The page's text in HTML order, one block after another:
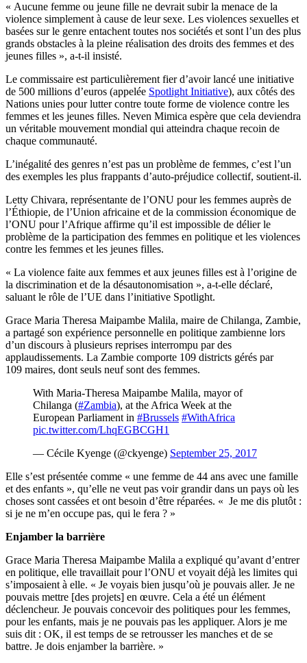
« Aucune femme ou jeune fille ne devrait subir la menace de la
violence simplement à cause de leur sexe. Les violences sexuelles et
basées sur le genre entachent toutes nos sociétés et sont l’un des plus
grands obstacles à la pleine réalisation des droits des femmes et des
jeunes filles », a-t-il insisté.
Le commissaire est particulièrement fier d’avoir lancé une initiative
de 500 millions d’euros (appelée Spotlight Initiative), aux côtés des
Nations unies pour lutter contre toute forme de violence contre les
femmes et les jeunes filles. Neven Mimica espère que cela deviendra
un véritable mouvement mondial qui atteindra chaque recoin de
chaque communauté.
L’inégalité des genres n’est pas un problème de femmes, c’est l’un
des exemples les plus frappants d’auto-préjudice collectif, soutient-il.
Letty Chivara, représentante de l’ONU pour les femmes auprès de
l’Éthiopie, de l’Union africaine et de la commission économique de
l’ONU pour l’Afrique affirme qu’il est impossible de délier le
problème de la participation des femmes en politique et les violences
contre les femmes et les jeunes filles.
« La violence faite aux femmes et aux jeunes filles est à l’origine de
la discrimination et de la désautonomisation », a-t-elle déclaré,
saluant le rôle de l’UE dans l’initiative Spotlight.
Grace Maria Theresa Maipambe Malila, maire de Chilanga, Zambie,
a partagé son expérience personnelle en politique zambienne lors
d’un discours à plusieurs reprises interrompu par des
applaudissements. La Zambie comporte 109 districts gérés par
109 maires, dont seuls neuf sont des femmes.
With Maria-Theresa Maipambe Malila, mayor of
Chilanga (#Zambia), at the Africa Week at the
European Parliament in #Brussels #WithAfrica
pic.twitter.com/LhqEGBCGH1
— Cécile Kyenge (@ckyenge) September 25, 2017
Elle s’est présentée comme « une femme de 44 ans avec une famille
et des enfants », qu’elle ne veut pas voir grandir dans un pays où les
choses sont cassées et ont besoin d’être réparées. « Je me dis plutôt :
si je ne m’en occupe pas, qui le fera ? »
Enjamber la barrière
Grace Maria Theresa Maipambe Malila a expliqué qu’avant d’entrer
en politique, elle travaillait pour l’ONU et voyait déjà les limites qui
s’imposaient à elle. « Je voyais bien jusqu’où je pouvais aller. Je ne
pouvais mettre [des projets] en œuvre. Cela a été un élément
déclencheur. Je pouvais concevoir des politiques pour les femmes,
pour les enfants, mais je ne pouvais pas les appliquer. Alors je me
suis dit : OK, il est temps de se retrousser les manches et de se
battre. Je dois enjamber la barrière. »